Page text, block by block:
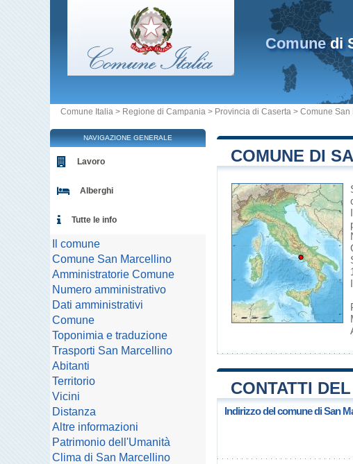
Comunedi
Comune Italia > Regione di Campania > Provincia di Caserta > Comune San
COMUNE DI
CONTATTI
Indirizzo del comune di San
NAVIGAZIONE GENERALE
Lavoro
Alberghi
Tutte le info
Il comune
Comune San Marcellino
Amministratorie Comune
Numero amministrativo
Dati amministrativi
Comune
Toponimia e traduzione
Trasporti San Marcellino
Abitanti
Territorio
Vicini
Distanza
Altre informazioni
Patrimonio dell'Umanità
Clima di San Marcellino